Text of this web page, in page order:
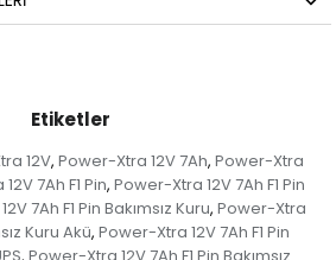
Etiketler
12V, Power-Xtra 12V 7Ah, Power-Xtra
7Ah F1 Pin, Power-Xtra 12V 7Ah F1 Pin
7Ah F1 Pin Bakımsız Kuru, Power-Xtra
Kuru Akü, Power-Xtra 12V 7Ah F1 Pin